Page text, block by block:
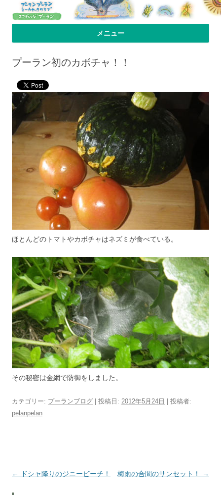
プーラン・プーラン｜小笠原父島 シ
ーカヤック 宿
小笠原父島のシーカヤックスクール＆ツアー「プーランプーランシーカ
ヤッククラブ」、森のコテージのお宿の「プーランビレッジ」のHPへよ
メニュー
プーラン初のカボチャ！！
ほとんどのトマトやカボチャはネズミが食べている。
その秘密は金網で防御をしました。
カテゴリー: プーランブログ | 投稿日: 2012年5月24日
投稿者:
pelanpelan
投稿ナビゲーション
← ドシャ降りのジニービーチ！ 梅雨の合間のサンセット！ →